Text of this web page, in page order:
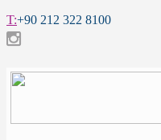
T:+90 212 322 8100